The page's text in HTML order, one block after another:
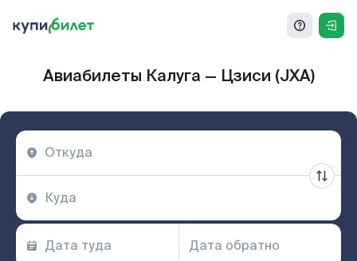
Авиабилеты Калуга — Цзиси (JXA)